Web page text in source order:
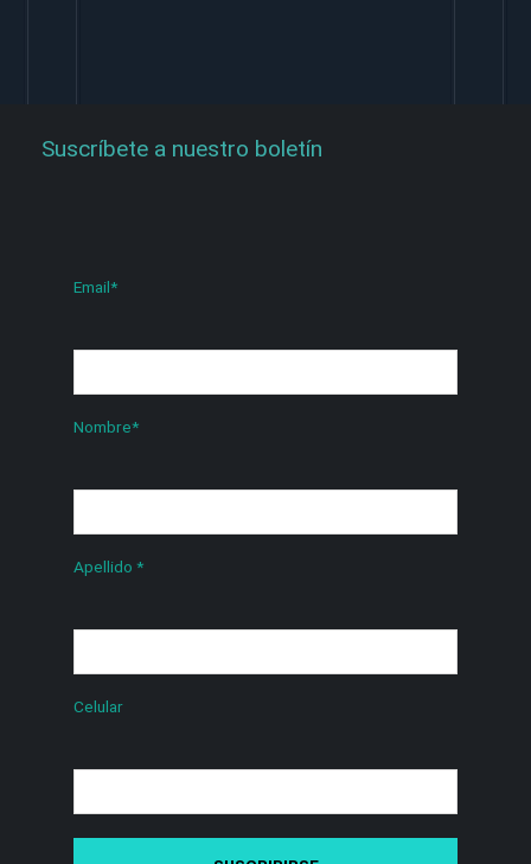
Suscríbete a nuestro boletín
Email*
Nombre*
Apellido*
Celular